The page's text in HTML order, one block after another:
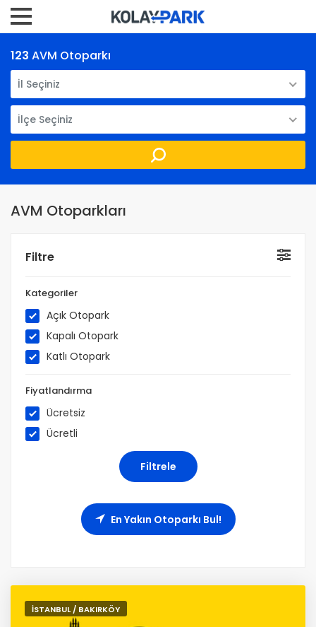
123 AVM Otoparkı
İl Seçiniz
İlçe Seçiniz
AVM Otoparkları
Filtre
Kategoriler
Açık Otopark
Kapalı Otopark
Katlı Otopark
Fiyatlandırma
Ücretsiz
Ücretli
En Yakın Otoparkı Bul!
İSTANBUL / BAKIRKÖY